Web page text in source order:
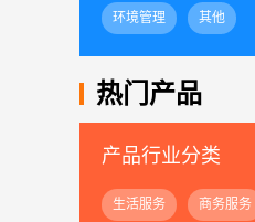
环境管理 其他
热门产品
产品行业分类
生活服务 商务服务